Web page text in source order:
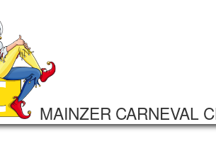
MAINZER CARNEVAL